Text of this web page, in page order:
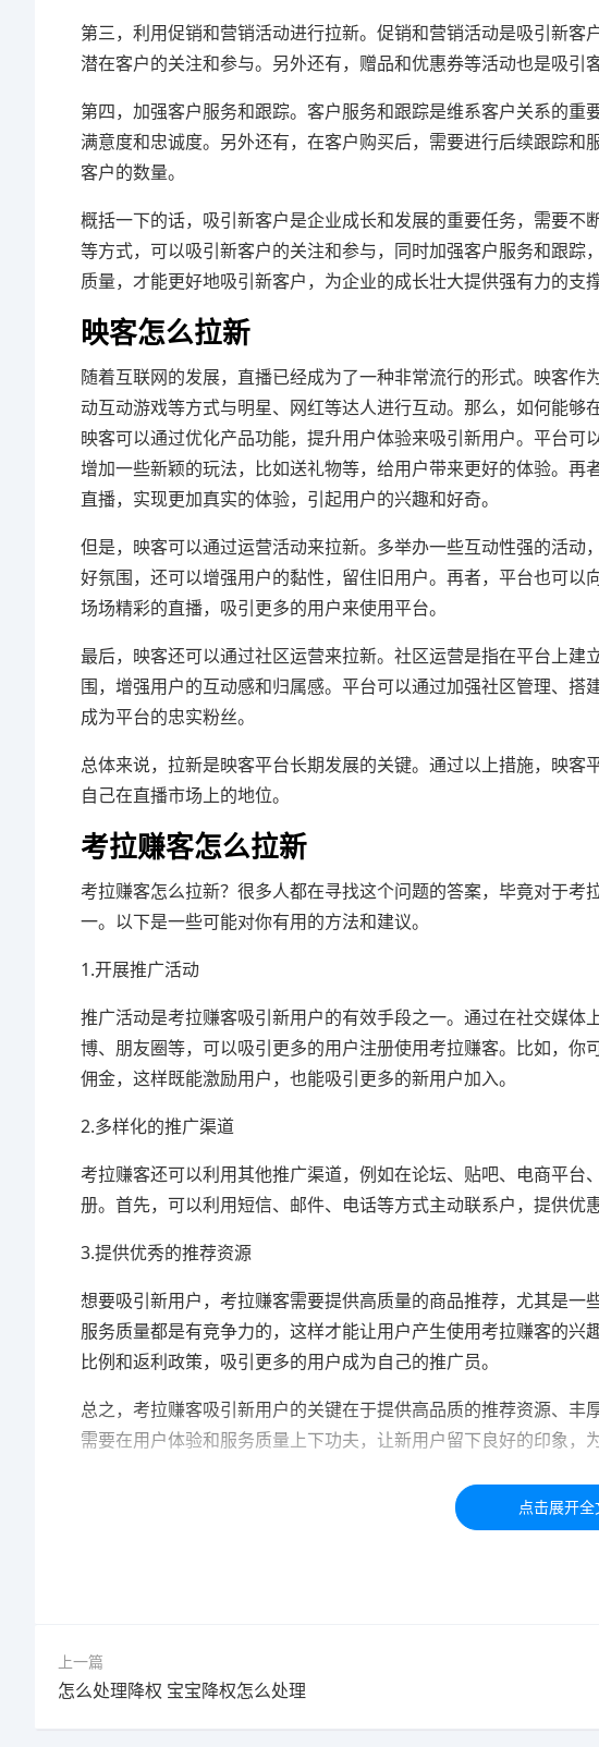
第三，利用促销和营销活动进行拉新。促销和营销活动是吸引新
潜在客户的关注和参与。另外还有，赠品和优惠券等活动也是吸引
第四，加强客户服务和跟踪。客户服务和跟踪是维系客户关系的
满意度和忠诚度。另外还有，在客户购买后，需要进行后续跟踪
客户的数量。
概括一下的话，吸引新客户是企业成长和发展的重要任务，需要
等方式，可以吸引新客户的关注和参与，同时加强客户服务和跟
质量，才能更好地吸引新客户，为企业的成长壮大提供强有力的支撑
映客怎么拉新
随着互联网的发展，直播已经成为了一种非常流行的形式。映客
动互动游戏等方式与明星、网红等达人进行互动。那么，如何能够
映客可以通过优化产品功能，提升用户体验来吸引新用户。平台可
增加一些新颖的玩法，比如送礼物等，给用户带来更好的体验。
直播，实现更加真实的体验，引起用户的兴趣和好奇。
但是，映客可以通过运营活动来拉新。多举办一些互动性强的活
好氛围，还可以增强用户的黏性，留住旧用户。再者，平台也可
场场精彩的直播，吸引更多的用户来使用平台。
最后，映客还可以通过社区运营来拉新。社区运营是指在平台上
围，增强用户的互动感和归属感。平台可以通过加强社区管理、
成为平台的忠实粉丝。
总体来说，拉新是映客平台长期发展的关键。通过以上措施，映
自己在直播市场上的地位。
考拉赚客怎么拉新
考拉赚客怎么拉新？很多人都在寻找这个问题的答案，毕竟对于
一。以下是一些可能对你有用的方法和建议。
1.开展推广活动
推广活动是考拉赚客吸引新用户的有效手段之一。通过在社交媒
博、朋友圈等，可以吸引更多的用户注册使用考拉赚客。比如，
佣金，这样既能激励用户，也能吸引更多的新用户加入。
2.多样化的推广渠道
考拉赚客还可以利用其他推广渠道，例如在论坛、贴吧、电商平
册。首先，可以利用短信、邮件、电话等方式主动联系户，提供优
3.提供优秀的推荐资源
想要吸引新用户，考拉赚客需要提供高质量的商品推荐，尤其是
服务质量都是有竞争力的，这样才能让用户产生使用考拉赚客的
比例和返利政策，吸引更多的用户成为自己的推广员。
总之，考拉赚客吸引新用户的关键在于提供高品质的推荐资源、
需要在用户体验和服务质量上下功夫，让新用户留下良好的印象，
本站内容均为「码迷SEO」网友免费分享整理，仅用于学习交流，
上一篇
怎么处理降权 宝宝降权怎么处理